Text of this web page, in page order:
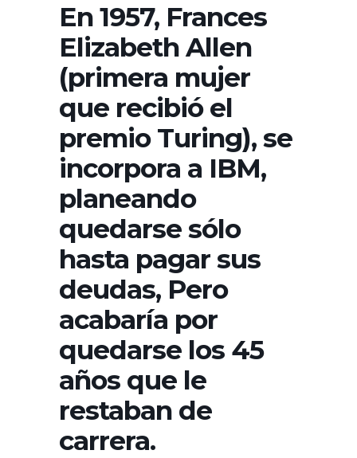
En 1957, Frances
Elizabeth Allen
(primera mujer
que recibió el
premio Turing), se
incorpora a IBM,
planeando
quedarse sólo
hasta pagar sus
deudas, Pero
acabaría por
quedarse los 45
años que le
restaban de
carrera.